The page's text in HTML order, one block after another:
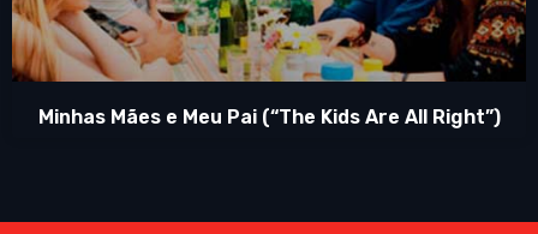
Minhas Mães e Meu Pai (“The Kids Are All Right”)